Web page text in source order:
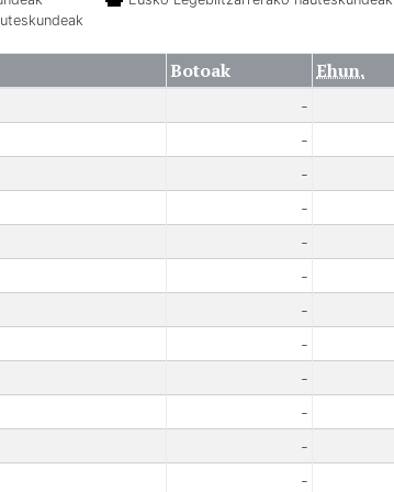
Botoak Ehun.
-
-
-
-
-
-
-
-
-
-
-
-